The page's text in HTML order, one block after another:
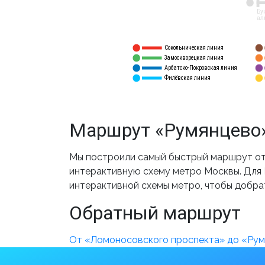
Сокольническая линия
Замоскворецкая линия
Арбатско-Покровская линия
Филёвская линия
Маршрут
Мы построили самый быстрый маршрут
интерактивную схему метро Москвы. Для
интерактивной схемы метро, чтобы
Обратный маршрут
От «Ломоносовского проспекта» до